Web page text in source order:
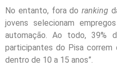
No entanto, fora doranking
jovens selecionam
automação. Ao todo, 39%
participantes do Pisa
dentro de 10 a 15 anos”.